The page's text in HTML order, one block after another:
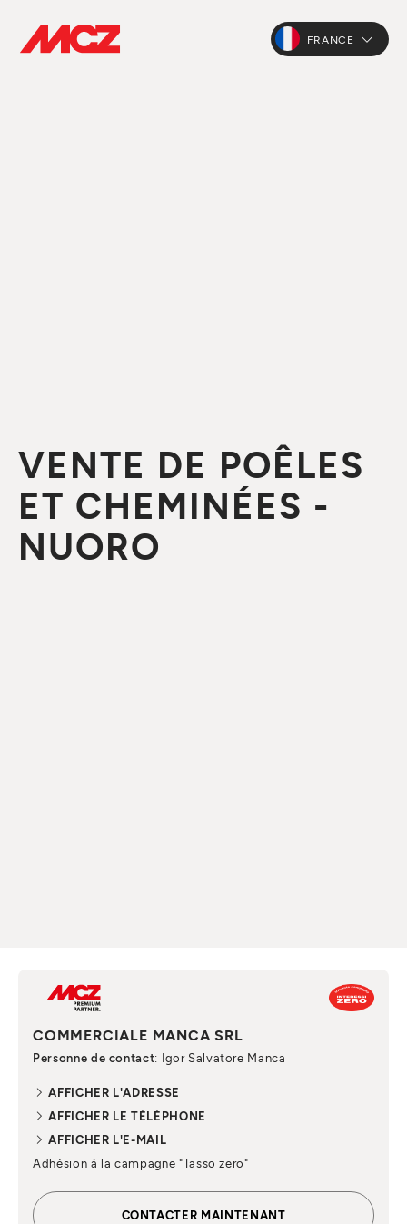
FRANCE
VENTE DE POÊLES
ET CHEMINÉES -
NUORO
COMMERCIALE MANCA SRL
Personne de contact: Igor Salvatore Manca
AFFICHER L'ADRESSE
AFFICHER LE TÉLÉPHONE
AFFICHER L'E-MAIL
Adhésion à la campagne "Tasso zero"
CONTACTER MAINTENANT